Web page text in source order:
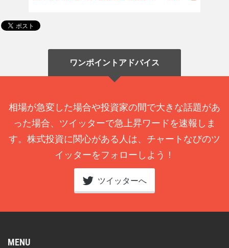
ワンポイントアドバイス
相場が急変した場合や投資家の間で大きな話題があ
った場合、ツイッターで急上昇ワードを速報しま
す。株式投資に関心がある人は、チャートなびのツ
イッターをフォローしよう！
ツイッターへ
MENU